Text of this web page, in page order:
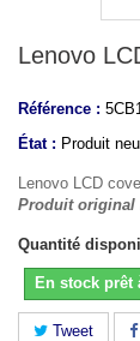
Lenovo
Référence :
État : Produit
Lenovo LCD
Produit original
Quantité
En stock prêt
Tweet